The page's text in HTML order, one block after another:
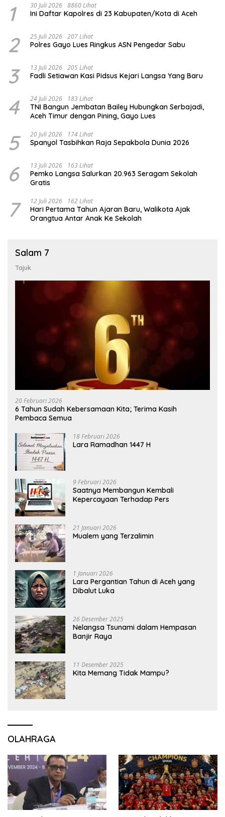
1 30 Juli 2026 8860 Lihat
Ini Daftar Kapolres di 23 Kabupaten/Kota di Aceh
2 25 Juli 2026 207 Lihat
Polres Gayo Lues Ringkus ASN Pengedar Sabu
3 13 Juli 2026 205 Lihat
Fadli Setiawan Kasi Pidsus Kejari Langsa Yang Baru
4 24 Juli 2026 183 Lihat
TNI Bangun Jembatan Bailey Hubungkan Serbajadi,
Aceh Timur dengan Pining, Gayo Lues
5 20 Juli 2026 174 Lihat
Spanyol Tasbihkan Raja Sepakbola Dunia 2026
6 13 Juli 2026 163 Lihat
Pemko Langsa Salurkan 20.963 Seragam Sekolah
Gratis
7 12 Juli 2026 162 Lihat
Hari Pertama Tahun Ajaran Baru, Walikota Ajak
Orangtua Antar Anak Ke Sekolah
Salam 7
Tajuk
20 Februari 2026
6 Tahun Sudah Kebersamaan Kita; Terima Kasih
Pembaca Semua
18 Februari 2026
Lara Ramadhan 1447 H
9 Februari 2026
Saatnya Membangun Kembali
Kepercayaan Terhadap Pers
21 Januari 2026
Mualem yang Terzalimin
1 Januari 2026
Lara Pergantian Tahun di Aceh yang
Dibalut Luka
26 Desember 2025
Nelangsa Tsunami dalam Hempasan
Banjir Raya
11 Desember 2025
Kita Memang Tidak Mampu?
OLAHRAGA